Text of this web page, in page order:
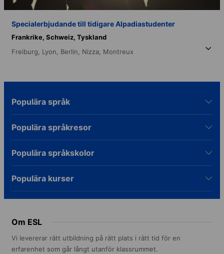
Specialerbjudande till tidigare Alpadiastudenter
Frankrike, Schweiz, Tyskland
Freiburg, Lyon, Berlin, Nizza, Montreux
Populära språk
Populära språkresor
Populära språkskolor
Populära kurser
Om ESL
Vi levererar rätt utbildning på rätt plats i rätt tid för en
erfarenhet som går långt utanför klassrummet.